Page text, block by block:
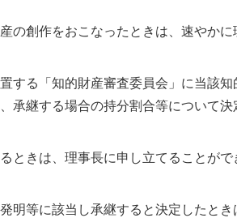
創作をおこなったときは、速やかに
する「知的財産審査委員会」に当該
承継する場合の持分割合等について決
ときは、理事長に申し立てることがで
明等に該当し承継すると決定したと